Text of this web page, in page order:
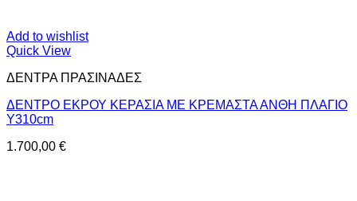
Add to wishlist
Quick View
ΔΕΝΤΡΑ ΠΡΑΣΙΝΑΔΕΣ
ΔΕΝΤΡΟ ΕΚΡΟΥ ΚΕΡΑΣΙΑ ΜΕ ΚΡΕΜΑΣΤΑ ΑΝΘΗ ΠΛΑΓΙΟ
Υ310cm
1.700,00 €